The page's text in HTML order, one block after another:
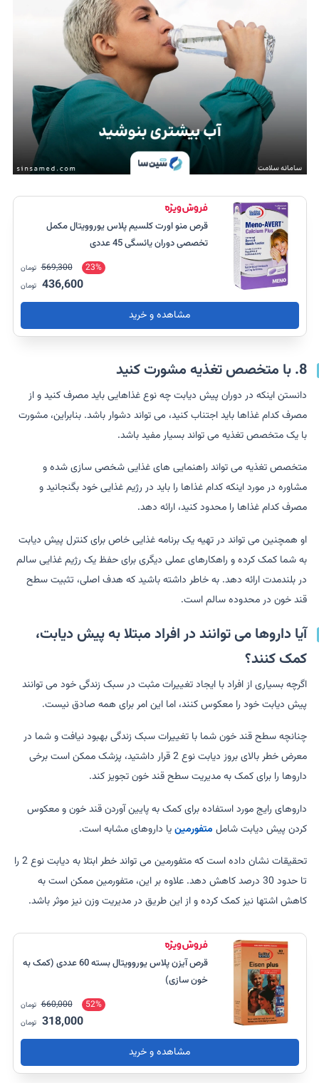
قرص منو اورت کلسیم پلاس یوروویتال مکمل
تخصصی دوران یائسگی 45 عددی
23%
569,300 تومان
436,600 تومان
مشاهده و خرید
8. با متخصص تغذیه مشورت کنید
دانستن اینکه در دوران پیش دیابت چه نوع غذاهایی باید مصرف کنید و از
مصرف کدام غذاها باید اجتناب کنید، می تواند دشوار باشد. بنابراین، مشورت
با یک متخصص تغذیه می تواند بسیار مفید باشد.
متخصص تغذیه می تواند راهنمایی های غذایی شخصی سازی شده و
مشاوره در مورد اینکه کدام غذاها را باید در رژیم غذایی خود بگنجانید و
مصرف کدام غذاها را محدود کنید، ارائه دهد.
او همچنین می تواند در تهیه یک برنامه غذایی خاص برای کنترل پیش دیابت
به شما کمک کرده و راهکارهای عملی دیگری برای حفظ یک رژیم غذایی سالم
در بلندمدت ارائه دهد. به خاطر داشته باشید که هدف اصلی، تثبیت سطح
قند خون در محدوده سالم است.
آیا داروها می توانند در افراد مبتلا به پیش دیابت،
کمک کنند؟
اگرچه بسیاری از افراد با ایجاد تغییرات مثبت در سبک زندگی خود می توانند
پیش دیابت خود را معکوس کنند، اما این امر برای همه صادق نیست.
چنانچه سطح قند خون شما با تغییرات سبک زندگی بهبود نیافت و شما در
معرض خطر بالای بروز دیابت نوع 2 قرار داشتید، پزشک ممکن است برخی
داروها را برای کمک به مدیریت سطح قند خون تجویز کند.
داروهای رایج مورد استفاده برای کمک به پایین آوردن قند خون و معکوس
کردن پیش دیابت شامل متفورمینیا داروهای مشابه است.
تحقیقات نشان داده است که متفورمین می تواند خطر ابتلا به دیابت نوع 2 را
تا حدود 30 درصد کاهش دهد. علاوه بر این، متفورمین ممکن است به
کاهش اشتها نیز کمک کرده و از این طریق در مدیریت وزن نیز موثر باشد.
قرص آیزن پلاس یوروویتال بسته 60 عددی (کمک به
خون سازی)
52%
660,000 تومان
318,000 تومان
مشاهده و خرید